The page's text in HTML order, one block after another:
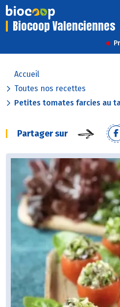
Biocoop Valenciennes
Accueil
Toutes nos recettes
Petites tomates farcies au
Partager sur